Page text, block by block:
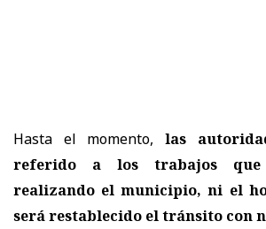
Hasta el momento,las
referido a los trabajos que
realizando el municipio, ni el
será restablecido el tránsito con